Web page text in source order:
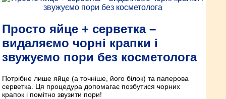
Просто яйце + серветка –
видаляємо чорні крапки і
звужуємо пори без косметолога
Потрібне лише яйце (а точніше, його білок) та паперова
серветка. Ця процедура допомагає позбутися чорних
крапок і помітно звузити пори!